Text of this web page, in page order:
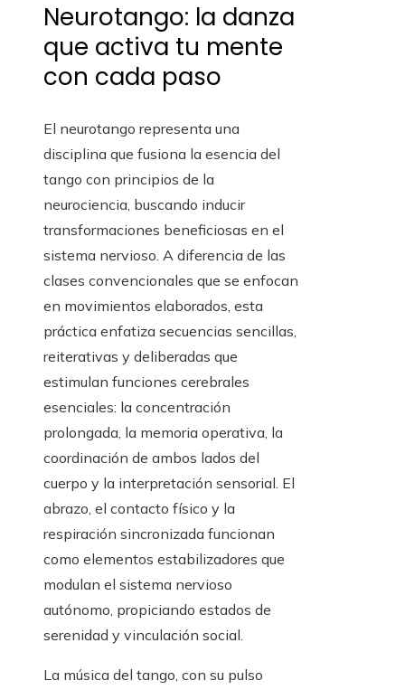
Neurotango: la danza
que activa tu mente
con cada paso
El neurotango representa una
disciplina que fusiona la esencia del
tango con principios de la
neurociencia, buscando inducir
transformaciones beneficiosas en el
sistema nervioso. A diferencia de las
clases convencionales que se enfocan
en movimientos elaborados, esta
práctica enfatiza secuencias sencillas,
reiterativas y deliberadas que
estimulan funciones cerebrales
esenciales: la concentración
prolongada, la memoria operativa, la
coordinación de ambos lados del
cuerpo y la interpretación sensorial. El
abrazo, el contacto físico y la
respiración sincronizada funcionan
como elementos estabilizadores que
modulan el sistema nervioso
autónomo, propiciando estados de
serenidad y vinculación social.
La música del tango, con su pulso